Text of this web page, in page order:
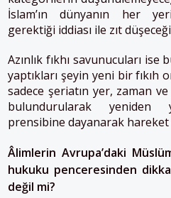
İslam’ın dünyanın her
gerektiği iddiası ile zıt
Azınlık fıkhı savunucuları
yaptıkları şeyin yeni bir fıkıh
sadece şeriatın yer, zaman
bulundurularak yeniden
prensibine dayanarak
Âlimlerin Avrupa’daki
hukuku penceresinden
değil mi?